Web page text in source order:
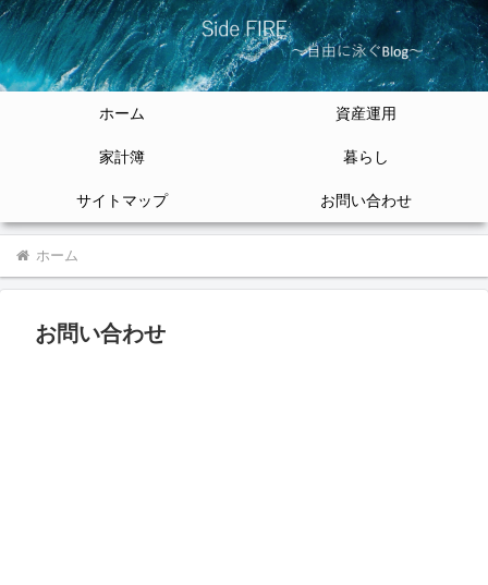
ホーム 資産運用
家計簿 暮らし
サイトマップ お問い合わせ
ホーム
お問い合わせ